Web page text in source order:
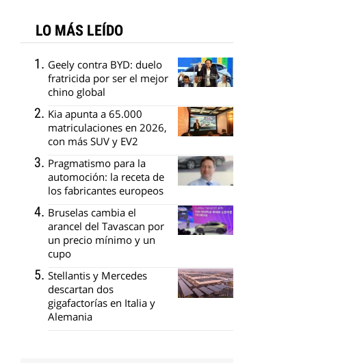
LO MÁS LEÍDO
Geely contra BYD: duelo
fratricida por ser el mejor
chino global
Kia apunta a 65.000
matriculaciones en 2026,
con más SUV y EV2
Pragmatismo para la
automoción: la receta de
los fabricantes europeos
Bruselas cambia el
arancel del Tavascan por
un precio mínimo y un
cupo
Stellantis y Mercedes
descartan dos
gigafactorías en Italia y
Alemania